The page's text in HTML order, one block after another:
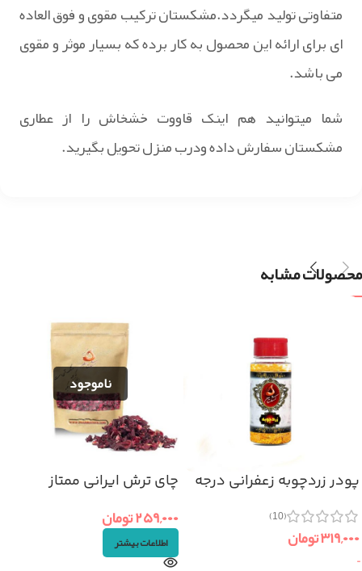
متفاوتی تولید میگردد.مشکستان ترکیب مقوی و فوق العاده
ای برای ارائه این محصول به کار برده که بسیار موثر و مقوی
می باشد.
شما میتوانید هم اینک قاووت خشخاش را از عطاری
مشکستان سفارش داده ودرب منزل تحویل بگیرید.
محصولات مشابه
پودر زردچوبه زعفرانی درجه
(10)
۳۱۹,۰۰۰تومان
–
چای ترش ایرانی ممتاز
۲۵۹,۰۰۰تومان
اطلاعات بیشتر